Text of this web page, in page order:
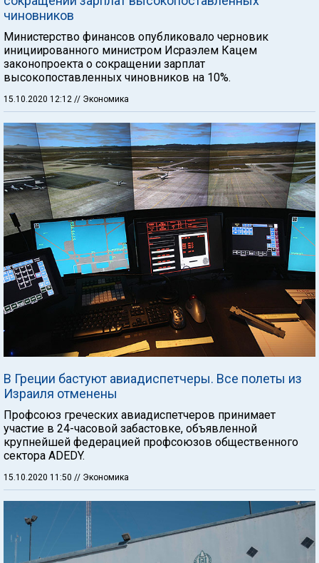
чиновников
Министерство финансов опубликовало черновик
инициированного министром Исраэлем Кацем
законопроекта о сокращении зарплат
высокопоставленных чиновников на 10%.
15.10.2020 12:12 // Экономика
В Греции бастуют авиадиспетчеры. Все полеты из
Израиля отменены
Профсоюз греческих авиадиспетчеров принимает
участие в 24-часовой забастовке, объявленной
крупнейшей федерацией профсоюзов общественного
сектора ADEDY.
15.10.2020 11:50 // Экономика